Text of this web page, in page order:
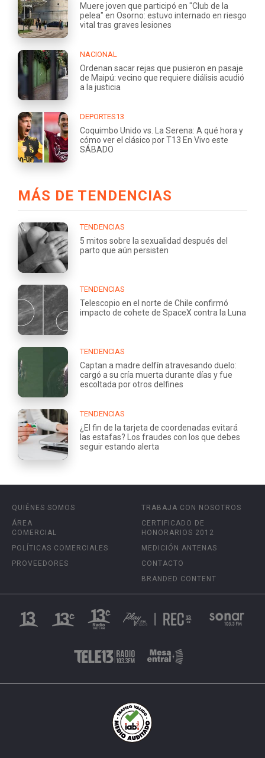
Muere joven que participó en "Club de la
pelea" en Osorno: estuvo internado en riesgo
vital tras graves lesiones
NACIONAL
Ordenan sacar rejas que pusieron en pasaje
de Maipú: vecino que requiere diálisis acudió
a la justicia
DEPORTES13
Coquimbo Unido vs. La Serena: A qué hora y
cómo ver el clásico por T13 En Vivo este
SÁBADO
MÁS DE TENDENCIAS
TENDENCIAS
5 mitos sobre la sexualidad después del
parto que aún persisten
TENDENCIAS
Telescopio en el norte de Chile confirmó
impacto de cohete de SpaceX contra la Luna
TENDENCIAS
Captan a madre delfín atravesando duelo:
cargó a su cría muerta durante días y fue
escoltada por otros delfines
TENDENCIAS
¿El fin de la tarjeta de coordenadas evitará
las estafas? Los fraudes con los que debes
seguir estando alerta
QUIÉNES SOMOS
ÁREA
COMERCIAL
POLÍTICAS COMERCIALES
PROVEEDORES
TRABAJA CON NOSOTROS
CERTIFICADO DE
HONORARIOS 2012
MEDICIÓN ANTENAS
CONTACTO
BRANDED CONTENT